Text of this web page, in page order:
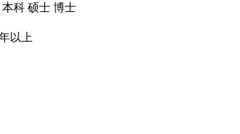
本科 硕士 博士
以上